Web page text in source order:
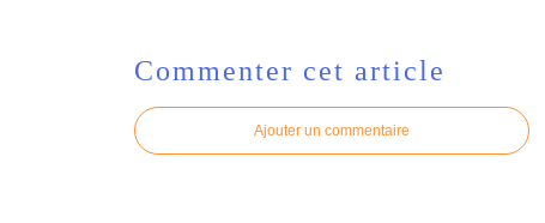
Commenter cet article
Ajouter un commentaire